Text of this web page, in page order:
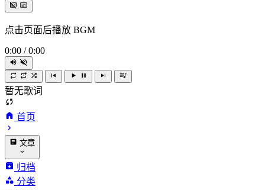
点击页面后播放 BGM
0:00 / 0:00
暂无歌词
首页
文章
归档
分类